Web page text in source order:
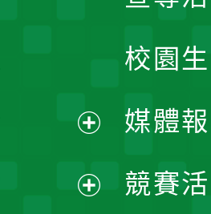
校園
媒體
競賽
開